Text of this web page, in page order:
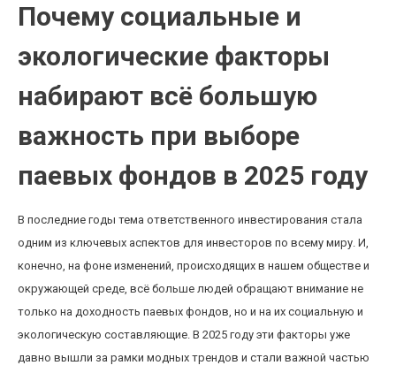
Почему социальные и
экологические факторы
набирают всё большую
важность при выборе
паевых фондов в 2025 году
В последние годы тема ответственного инвестирования стала
одним из ключевых аспектов для инвесторов по всему миру. И,
конечно, на фоне изменений, происходящих в нашем обществе и
окружающей среде, всё больше людей обращают внимание не
только на доходность паевых фондов, но и на их социальную и
экологическую составляющие. В 2025 году эти факторы уже
давно вышли за рамки модных трендов и стали важной частью